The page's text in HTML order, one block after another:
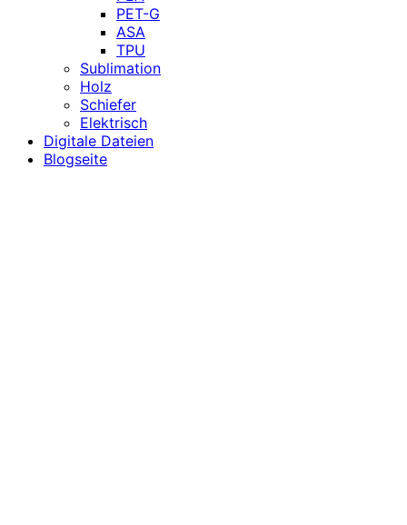
PET-G
ASA
TPU
Sublimation
Holz
Schiefer
Elektrisch
Digitale Dateien
Blogseite